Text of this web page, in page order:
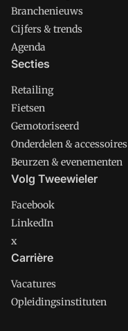
Branchenieuws
Cijfers & trends
Agenda
Secties
Retailing
Fietsen
Gemotoriseerd
Onderdelen & accessoires
Beurzen & evenementen
Volg Tweewieler
Facebook
LinkedIn
x
Carrière
Vacatures
Opleidingsinstituten